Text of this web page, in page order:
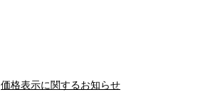
価格表示に関するお知らせ